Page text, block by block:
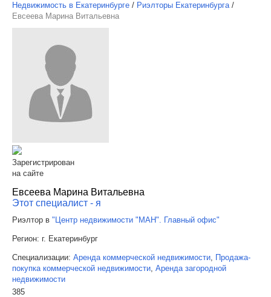
Недвижимость в Екатеринбурге / Риэлторы Екатеринбурга /
Евсеева Марина Витальевна
Зарегистрирован
на сайте
Евсеева Марина Витальевна
Этот специалист - я
Риэлтор в "Центр недвижимости "МАН". Главный офис"
Регион: г. Екатеринбург
Специализации: Аренда коммерческой недвижимости, Продажа-
покупка коммерческой недвижимости, Аренда загородной
недвижимости
385